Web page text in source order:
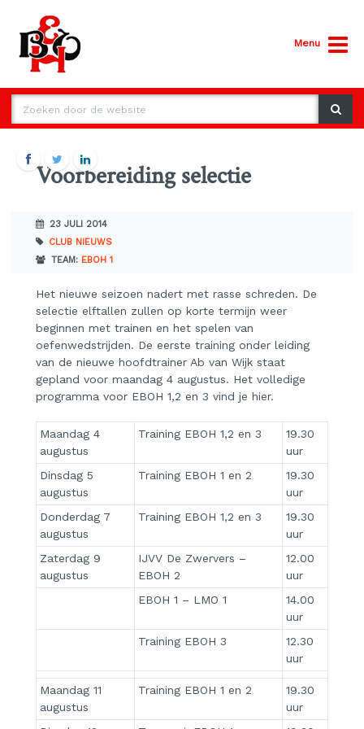
Menu
Voorbereiding selectie
23 JULI 2014
CLUB NIEUWS
TEAM: EBOH 1
Het nieuwe seizoen nadert met rasse schreden. De
selectie elftallen zullen op korte termijn weer
beginnen met trainen en het spelen van
oefenwedstrijden. De eerste training onder leiding
van de nieuwe hoofdtrainer Ab van Wijk staat
gepland voor maandag 4 augustus. Het volledige
programma voor EBOH 1,2 en 3 vind je hier.
Maandag 4
augustus
Training EBOH 1,2 en 3
19.30
uur
Dinsdag 5
augustus
Training EBOH 1 en 2
19.30
uur
Donderdag 7
augustus
Training EBOH 1,2 en 3
19.30
uur
Zaterdag 9
augustus
IJVV De Zwervers –
EBOH 2
12.00
uur
EBOH 1 – LMO 1
14.00
uur
Training EBOH 3
12.30
uur
Maandag 11
augustus
Training EBOH 1 en 2
19.30
uur